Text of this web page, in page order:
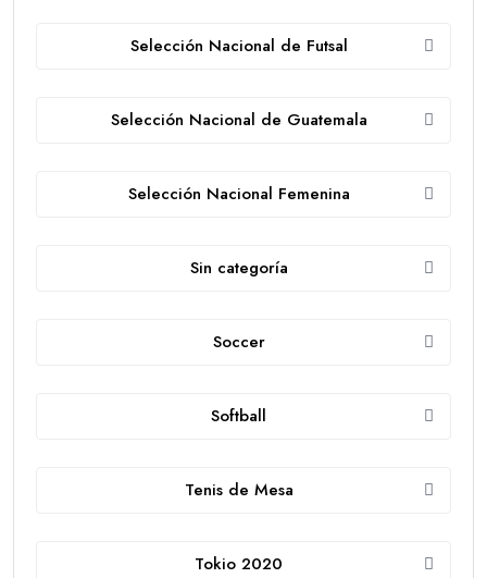
Selección Nacional de Futsal
Selección Nacional de Guatemala
Selección Nacional Femenina
Sin categoría
Soccer
Softball
Tenis de Mesa
Tokio 2020